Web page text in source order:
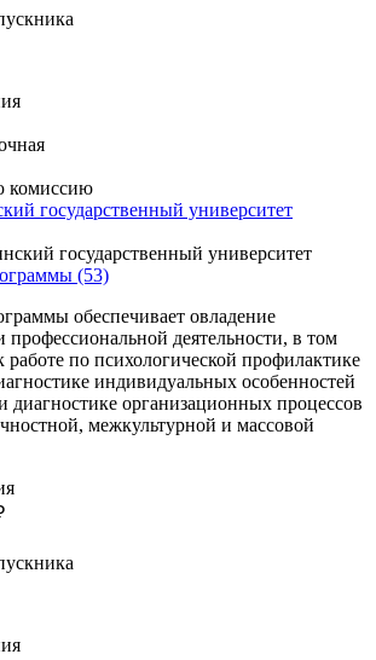
комиссию
государственный университет
(53)
обеспечивает овладение
деятельности, в том
работе по психологической профилактике
индивидуальных особенностей
диагностике организационных процессов
межкультурной и массовой